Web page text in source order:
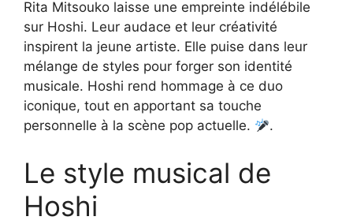
Rita Mitsouko laisse une empreinte indélébile
sur Hoshi. Leur audace et leur créativité
inspirent la jeune artiste. Elle puise dans leur
mélange de styles pour forger son identité
musicale. Hoshi rend hommage à ce duo
iconique, tout en apportant sa touche
personnelle à la scène pop actuelle.
.
Le style musical de
Hoshi